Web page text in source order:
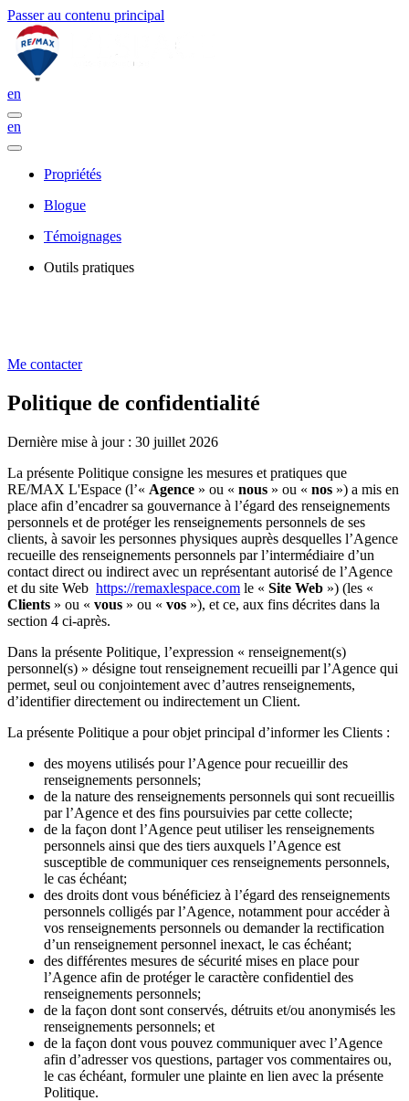
Passer au contenu principal
en
en
Propriétés
Blogue
Témoignages
Outils pratiques
Me contacter
Politique de confidentialité
Dernière mise à jour : 30 juillet 2026
La présente Politique consigne les mesures et pratiques que
RE/MAX L'Espace (l’« Agence » ou « nous » ou « nos ») a mis en
place afin d’encadrer sa gouvernance à l’égard des renseignements
personnels et de protéger les renseignements personnels de ses
clients, à savoir les personnes physiques auprès desquelles l’Agence
recueille des renseignements personnels par l’intermédiaire d’un
contact direct ou indirect avec un représentant autorisé de l’Agence
et du site Web https://remaxlespace.com le « Site Web ») (les «
Clients » ou « vous » ou « vos »), et ce, aux fins décrites dans la
section 4 ci-après.
Dans la présente Politique, l’expression « renseignement(s)
personnel(s) » désigne tout renseignement recueilli par l’Agence qui
permet, seul ou conjointement avec d’autres renseignements,
d’identifier directement ou indirectement un Client.
La présente Politique a pour objet principal d’informer les Clients :
des moyens utilisés pour l’Agence pour recueillir des
renseignements personnels;
de la nature des renseignements personnels qui sont recueillis
par l’Agence et des fins poursuivies par cette collecte;
de la façon dont l’Agence peut utiliser les renseignements
personnels ainsi que des tiers auxquels l’Agence est
susceptible de communiquer ces renseignements personnels,
le cas échéant;
des droits dont vous bénéficiez à l’égard des renseignements
personnels colligés par l’Agence, notamment pour accéder à
vos renseignements personnels ou demander la rectification
d’un renseignement personnel inexact, le cas échéant;
des différentes mesures de sécurité mises en place pour
l’Agence afin de protéger le caractère confidentiel des
renseignements personnels;
de la façon dont sont conservés, détruits et/ou anonymisés les
renseignements personnels; et
de la façon dont vous pouvez communiquer avec l’Agence
afin d’adresser vos questions, partager vos commentaires ou,
le cas échéant, formuler une plainte en lien avec la présente
Politique.